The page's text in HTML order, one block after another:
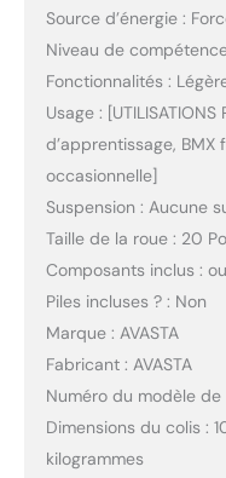
Source d’énergie :
Niveau de
Fonctionnalités :
Usage :
d’apprentissage,
occasionnelle]
Suspension : Aucune
Taille de la roue : 20
Composants inclus :
Piles incluses ? : Non
Marque : AVASTA
Fabricant : AVASTA
Numéro du modèle
Dimensions du colis :
kilogrammes